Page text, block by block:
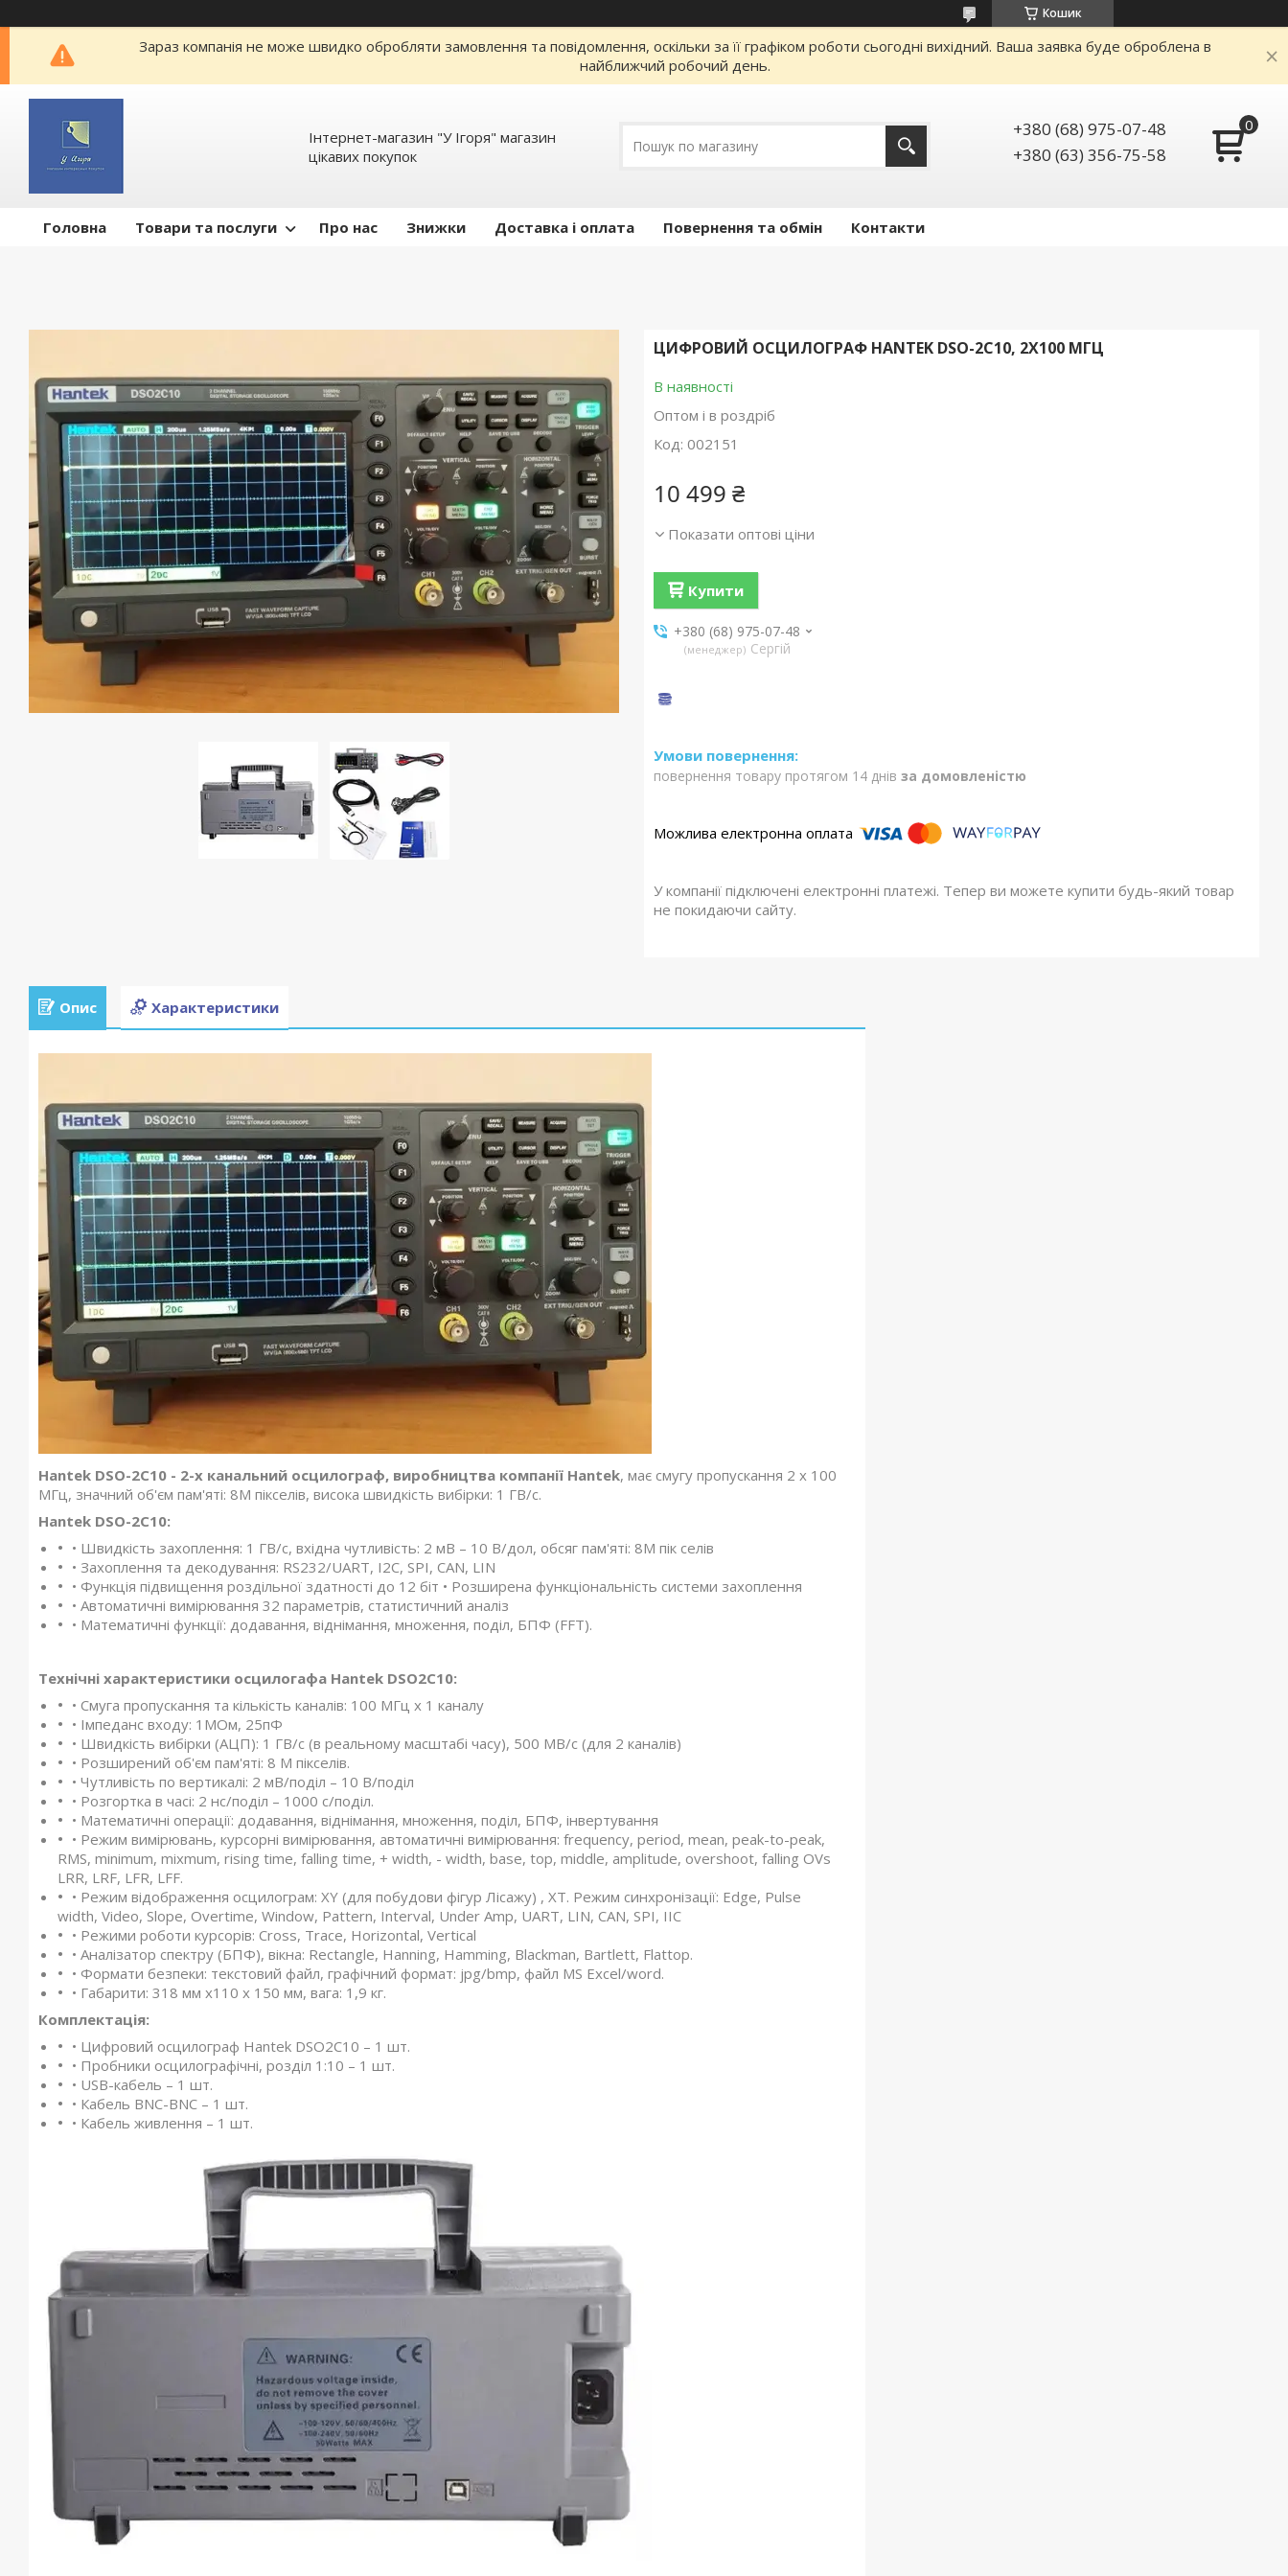
Кошик
Зараз компанія не може швидко обробляти замовлення та повідомлення, оскільки за її графіком роботи сьогодні вихідний. Ваша заявка буде оброблена в
найближчий робочий день.
Інтернет-магазин "У Ігоря" магазин
цікавих покупок
+380 (68) 975-07-48
+380 (63) 356-75-58
Головна Товари та послуги Про нас Знижки Доставка і оплата Повернення та обмін Контакти
ЦИФРОВИЙ ОСЦИЛОГРАФ HANTEK DSO-2C10, 2Х100 МГЦ
В наявності
Оптом і в роздріб
Код: 002151
10 499 ₴
Показати оптові ціни
Купити
+380 (68) 975-07-48
менеджер Сергій
повернення товару протягом 14 днів за домовленістю
У компанії підключені електронні платежі. Тепер ви можете купити будь-який товар
не покидаючи сайту.
Опис Характеристики
Hantek DSO-2C10 - 2-х канальний осцилограф, виробництва компанії Hantek, має смугу пропускання 2 х 100
МГц, значний об'єм пам'яті: 8М пікселів, висока швидкість вибірки: 1 ГВ/с.
Hantek DSO-2C10:
• Швидкість захоплення: 1 ГВ/с, вхідна чутливість: 2 мВ – 10 В/дол, обсяг пам'яті: 8М пік селів
• Захоплення та декодування: RS232/UART, I2C, SPI, CAN, LIN
• Функція підвищення роздільної здатності до 12 біт • Розширена функціональність системи захоплення
• Автоматичні вимірювання 32 параметрів, статистичний аналіз
• Математичні функції: додавання, віднімання, множення, поділ, БПФ (FFT).
Технічні характеристики осцилогафа Hantek DSO2C10:
• Смуга пропускання та кількість каналів: 100 МГц х 1 каналу
• Імпеданс входу: 1МОм, 25пФ
• Швидкість вибірки (АЦП): 1 ГВ/с (в реальному масштабі часу), 500 МВ/с (для 2 каналів)
• Розширений об'єм пам'яті: 8 М пікселів.
• Чутливість по вертикалі: 2 мВ/поділ – 10 В/поділ
• Розгортка в часі: 2 нс/поділ – 1000 с/поділ.
• Математичні операції: додавання, віднімання, множення, поділ, БПФ, інвертування
• Режим вимірювань, курсорні вимірювання, автоматичні вимірювання: frequency, period, mean, peak-to-peak,
RMS, minimum, mixmum, rising time, falling time, + width, - width, base, top, middle, amplitude, overshoot, falling OVs
LRR, LRF, LFR, LFF.
• Режим відображення осцилограм: XY (для побудови фігур Лісажу) , XT. Режим синхронізації: Edge, Pulse
width, Video, Slope, Overtime, Window, Pattern, Interval, Under Amp, UART, LIN, CAN, SPI, IIC
• Режими роботи курсорів: Cross, Trace, Horizontal, Vertical
• Аналізатор спектру (БПФ), вікна: Rectangle, Hanning, Hamming, Blackman, Bartlett, Flattop.
• Формати безпеки: текстовий файл, графічний формат: jpg/bmp, файл MS Excel/word.
• Габарити: 318 мм х110 х 150 мм, вага: 1,9 кг.
Комплектація:
• Цифровий осцилограф Hantek DSO2C10 – 1 шт.
• Пробники осцилографічні, розділ 1:10 – 1 шт.
• USB-кабель – 1 шт.
• Кабель BNC-BNC – 1 шт.
• Кабель живлення – 1 шт.